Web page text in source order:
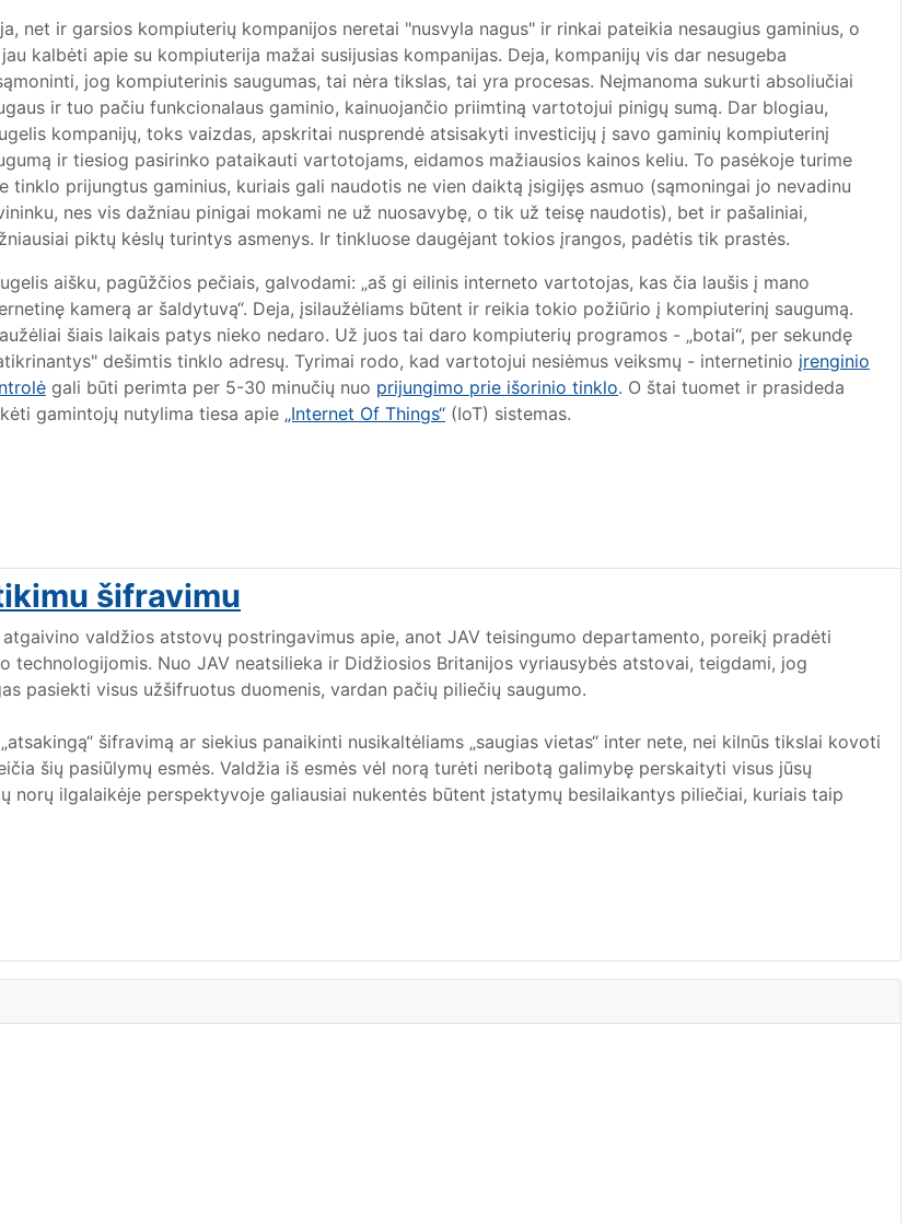
net ir garsios kompiuterių kompanijos neretai "nusvyla nagus" ir rinkai pateikia nesaugius gaminius, o
kalbėti apie su kompiuterija mažai susijusias kompanijas. Deja, kompanijų vis dar nesugeba
jog kompiuterinis saugumas, tai nėra tikslas, tai yra procesas. Neįmanoma sukurti absoliučiai
ir tuo pačiu funkcionalaus gaminio, kainuojančio priimtiną vartotojui pinigų sumą. Dar blogiau,
kompanijų, toks vaizdas, apskritai nusprendė atsisakyti investicijų į savo gaminių kompiuterinį
ir tiesiog pasirinko pataikauti vartotojams, eidamos mažiausios kainos keliu. To pasėkoje turime
tinklo prijungtus gaminius, kuriais gali naudotis ne vien daiktą įsigijęs asmuo (sąmoningai jo nevadinu
nes vis dažniau pinigai mokami ne už nuosavybę, o tik už teisę naudotis), bet ir pašaliniai,
piktų kėslų turintys asmenys. Ir tinkluose daugėjant tokios įrangos, padėtis tik prastės.
aišku, pagūžčios pečiais, galvodami: „aš gi eilinis interneto vartotojas, kas čia laušis į mano
kamerą ar šaldytuvą“. Deja, įsilaužėliams būtent ir reikia tokio požiūrio į kompiuterinį saugumą.
šiais laikais patys nieko nedaro. Už juos tai daro kompiuterių programos - „botai“, per sekundę
dešimtis tinklo adresų. Tyrimai rodo, kad vartotojui nesiėmus veiksmų - internetinio įrenginio
gali būti perimta per 5-30 minučių nuo prijungimo prie išorinio tinklo. O štai tuomet ir prasideda
gamintojų nutylima tiesa apie „Internet Of Things“ (IoT) sistemas.
šifravimu
valdžios atstovų postringavimus apie, anot JAV teisingumo departamento, poreikį pradėti
technologijomis. Nuo JAV neatsilieka ir Didžiosios Britanijos vyriausybės atstovai, teigdami, jog
pasiekti visus užšifruotus duomenis, vardan pačių piliečių saugumo.
šifravimą ar siekius panaikinti nusikaltėliams „saugias vietas“ inter nete, nei kilnūs tikslai kovoti
šių pasiūlymų esmės. Valdžia iš esmės vėl norą turėti neribotą galimybę perskaityti visus jūsų
norų ilgalaikėje perspektyvoje galiausiai nukentės būtent įstatymų besilaikantys piliečiai, kuriais taip